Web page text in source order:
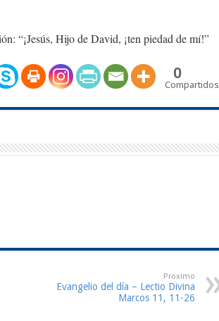
“¡Jesús, Hijo de David, ¡ten piedad de mí!”
0
Compartidos
Proximo
Evangelio del día – Lectio Divina
Marcos 11, 11-26